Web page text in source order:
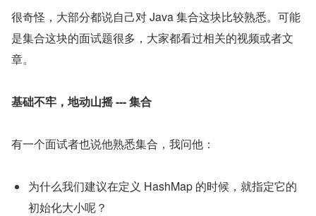
很奇怪，大部分都说自己对 Java 集合这块比较熟悉。可能
是集合这块的面试题很多，大家都看过相关的视频或者文
章。
基础不牢，地动山摇 --- 集合
有一个面试者也说他熟悉集合，我问他：
为什么我们建议在定义 HashMap 的时候，就指定它的
初始化大小呢？